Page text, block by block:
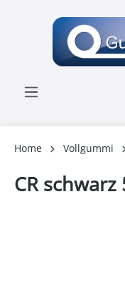
springen
Home Vollgummi
CR schwarz